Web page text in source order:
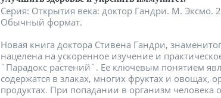
Серия: Открытия века: доктор Гандри. М. Эксмо.
Обычный формат.
Новая книга доктора Стивена Гандри,
нацелена на ускоренное изучение и
`Парадокс растений`. Ее ключевым понятием
содержатся в злаках, многих фруктах и овощах,
продуктах. При попадании в организм